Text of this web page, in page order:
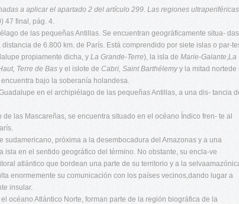
a aplicar el apartado 2 del artículo 299. Las regiones ultraperiféricas
47 final, pág. 4.
de las pequeñas Antillas. Se encuentran geográficamente situa- das
de 6.800 km. de París. Está comprendido por siete islas o par-
propiamente dicha, y La Grande-Terre), la isla de Marie-Galante,La
Terre de Bas y el islote de Cabri, Saint Barthélemyy la mitad nortede
bajo la soberanía holandesa.
en el archipiélago de las pequeñas Antillas, a una dis- tancia
las Mascareñas, se encuentra situado en el océano Índico fren- te al
sudamericano, próxima a la desembocadura del Amazonas y a una
isla en el sentido geográfico del término. No obstante, su encla-ve
atlántico que bordean una parte de su territorio y a la
enormemente su comunicación con los países vecinos,dando lugar a
insular.
océano Atlántico Norte, forman parte de la región biográfica de la